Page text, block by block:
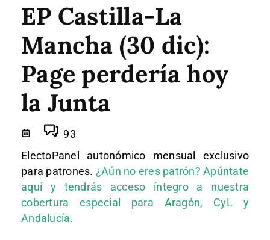
EP Castilla-La
Mancha (30 dic):
Page perdería hoy
la Junta
93
ElectoPanel autonómico mensual exclusivo
para patrones. ¿Aún no eres patrón? Apúntate
aquí y tendrás acceso íntegro a nuestra
cobertura especial para Aragón, CyL y
Andalucía.